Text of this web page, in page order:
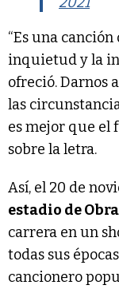
“Es una
inquietud y la
ofreció. Darnos
las
es mejor que el
sobre la letra.
Así, el 20 de
estadio de
carrera en un
todas sus
cancionero